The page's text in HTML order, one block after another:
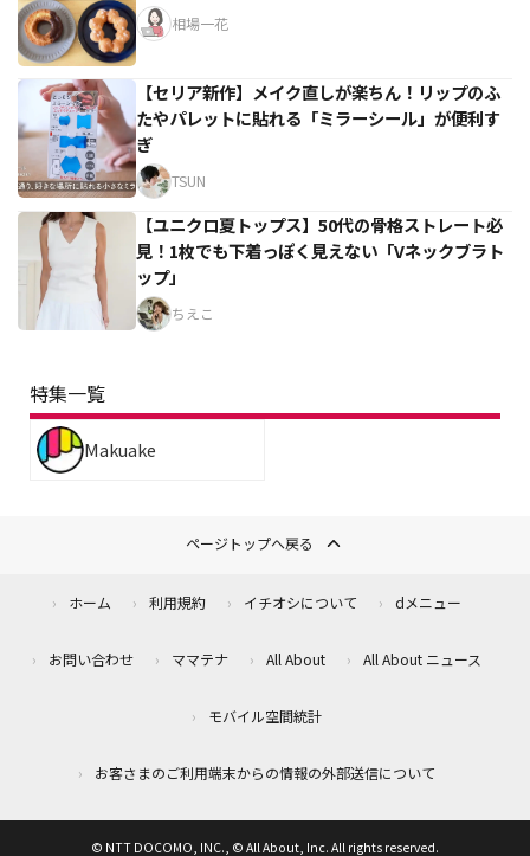
相場一花
【セリア新作】メイク直しが楽ちん！リップのふ
たやパレットに貼れる「ミラーシール」が便利す
ぎ
TSUN
【ユニクロ夏トップス】50代の骨格ストレート必
見！1枚でも下着っぽく見えない「Vネックブラト
ップ」
ちえこ
特集一覧
Makuake
ページトップへ戻る
ホーム 利用規約 イチオシについて dメニュー
お問い合わせ ママテナ All About All About ニュース
モバイル空間統計
お客さまのご利用端末からの情報の外部送信について
© NTT DOCOMO, INC., © All About, Inc. All rights reserved.